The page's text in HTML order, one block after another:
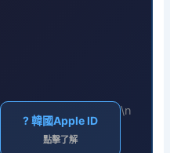
? 韓國Apple ID
點擊了解
\n